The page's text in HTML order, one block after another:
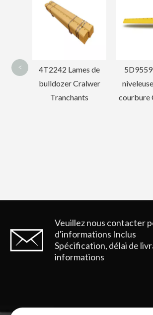
de
5D9559 Lame de
niveleuse à double
courbure Caterpillar
Pelle de
<
Veuillez nous contacter
d'informations Inclus
Spécification, délai de
informations